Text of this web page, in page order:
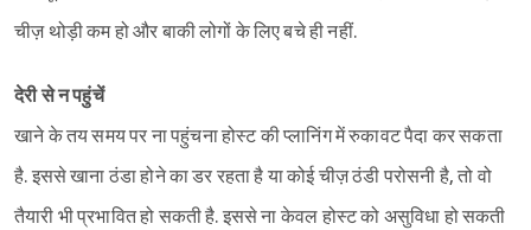
चीज़ थोड़ी कम हो और बाकी लोगों के लिए बचे ही नहीं.
देरी से न पहुंचें
खाने के तय समय पर ना पहुंचना होस्ट की प्लानिंग में रुकावट पैदा कर सकता
है. इससे खाना ठंडा होने का डर रहता है या कोई चीज़ ठंडी परोसनी है, तो वो
तैयारी भी प्रभावित हो सकती है. इससे ना केवल होस्ट को असुविधा हो सकती